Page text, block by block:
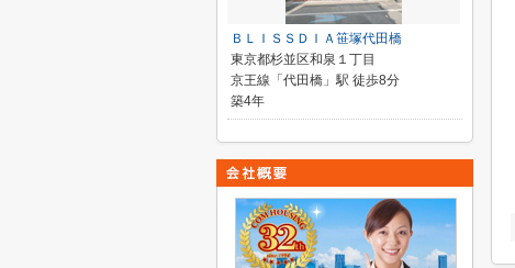
ＢＬＩＳＳＤＩＡ笹塚代田橋
東京都杉並区和泉１丁目
京王線「代田橋」駅 徒歩8分
築4年